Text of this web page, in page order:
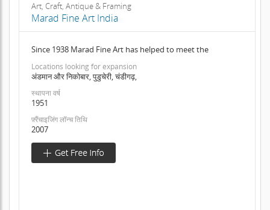
Art, Craft, Antique & Framing
Marad Fine Art India
Since 1938 Marad Fine Art has helped to meet the
Locations looking for expansion
अंडमान और निकोबार, पुडुचेरी, चंडीगढ़,
स्थापना वर्ष
1951
फ़्रैंचाइजिंग लॉन्च तिथि
2007